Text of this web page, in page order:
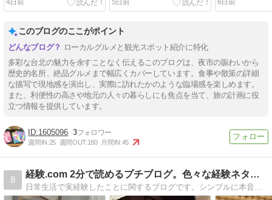
4日前 5日前 6日前
このブログのここがポイント
ローカルグルメと観光スポット紹介に特化
多彩な台北の魅力を余すことなく伝えるこのブログは、夜市の賑わいから
歴史的名所、絶品グルメまで幅広くカバーしています。食事や散策の詳細
な描写で現地感を演出し、実際に訪れたかのような臨場感を楽しめます。
また、利便性の高さや地元の人々の暮らしにも焦点を当て、旅の計画に役
立つ情報を提供しています。
1605096 3
週間IN:25 週間OUT:180 月間IN:45
8
経験.com 2分で読めるプチブログ。色々な経験ネタ集です！
日常生活で実経験したことに関するブログです。シンプルに本音でレビューします。暇つぶしにどうぞ！